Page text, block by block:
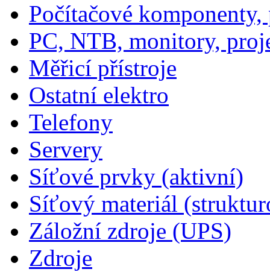
Počítačové
PC, NTB, monitory,
Měřicí přístroje
Ostatní elektro
Telefony
Servery
Síťové prvky (aktivní)
Síťový materiál
Záložní zdroje (UPS)
Zdroje